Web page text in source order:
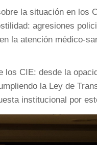
la situación en los
agresiones
la atención médico-
CIE: desde la
la Ley de
institucional por